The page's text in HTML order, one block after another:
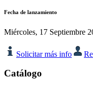
Fecha de lanzamiento
Miércoles, 17 Septiembre
Solicitar más info
Catálogo